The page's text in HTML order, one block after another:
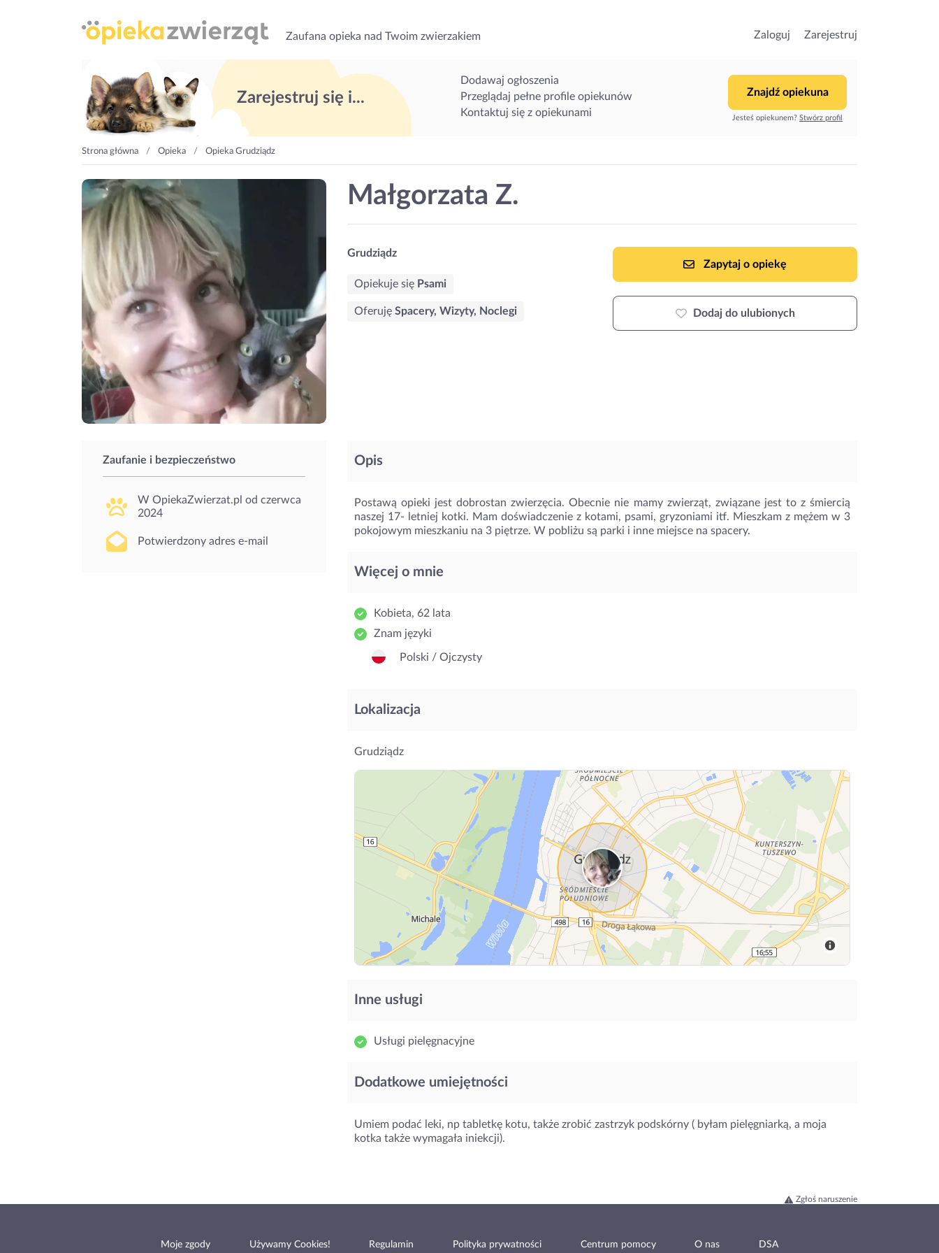
Zaufana opieka nad Twoim zwierzakiem Zaloguj Zarejestruj
Zarejestruj się i...
Dodawaj ogłoszenia
Przeglądaj pełne profile opiekunów
Kontaktuj się z opiekunami
Znajdź opiekuna
Jesteś opiekunem? Stwórz profil
Strona główna Opieka Opieka Grudziądz
Małgorzata Z.
Grudziądz
Opiekuje się Psami
Oferuję Spacery, Wizyty, Noclegi
Zapytaj o opiekę
Dodaj do ulubionych
Zaufanie i bezpieczeństwo
W OpiekaZwierzat.pl od czerwca
2024
Potwierdzony adres e-mail
Opis
Postawą opieki jest dobrostan zwierzęcia. Obecnie nie mamy zwierząt, związane jest to z śmiercią
naszej 17- letniej kotki. Mam doświadczenie z kotami, psami, gryzoniami itf. Mieszkam z mężem w 3
pokojowym mieszkaniu na 3 piętrze. W pobliżu są parki i inne miejsce na spacery.
Więcej o mnie
Kobieta, 62 lata
Znam języki
Polski / Ojczysty
Lokalizacja
Grudziądz
Inne usługi
Usługi pielęgnacyjne
Dodatkowe umiejętności
Umiem podać leki, np tabletkę kotu, także zrobić zastrzyk podskórny ( byłam pielęgniarką, a moja
kotka także wymagała iniekcji).
Zgłoś naruszenie
Moje zgody Używamy Cookies! Regulamin Polityka prywatności Centrum pomocy O nas DSA